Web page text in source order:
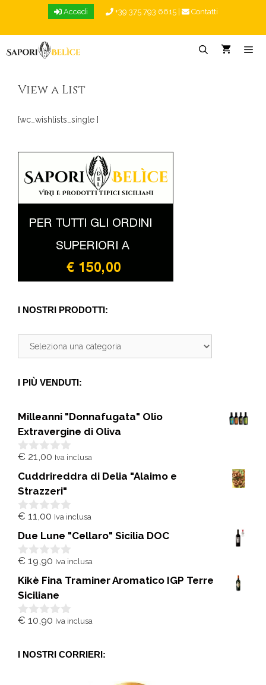
Accedi +39 375 793 6615 Contatti
View a List
[wc_wishlists_single ]
I NOSTRI PRODOTTI:
I PIÙ VENDUTI:
Milleanni "Donnafugata" Olio
Extravergine di Oliva
0
u
5
€ 21,00 Iva inclusa
Cuddrireddra di Delia "Alaimo e
Strazzeri"
0
u
5
€ 11,00 Iva inclusa
Due Lune "Cellaro" Sicilia DOC
0
u
5
€ 19,90 Iva inclusa
Kikè Fina Traminer Aromatico IGP Terre
Siciliane
0
5
€ 10,90 Iva inclusa
I NOSTRI CORRIERI: